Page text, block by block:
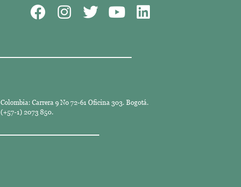
Colombia: Carrera 9 No 72-61 Oficina 303. Bogotá.
(+57-1) 2073 850.